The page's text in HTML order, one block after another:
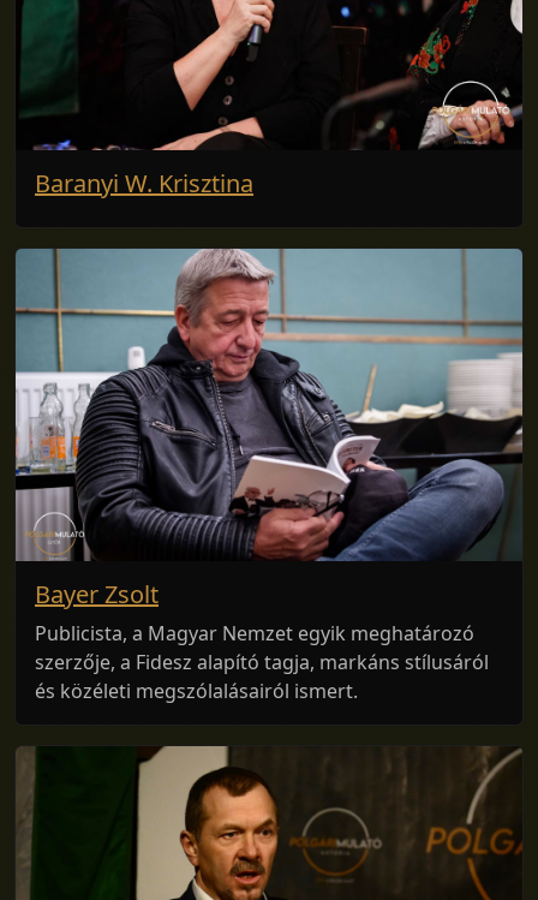
Baranyi W. Krisztina
Bayer Zsolt
Publicista, a Magyar Nemzet egyik meghatározó
szerzője, a Fidesz alapító tagja, markáns stílusáról
és közéleti megszólalásairól ismert.